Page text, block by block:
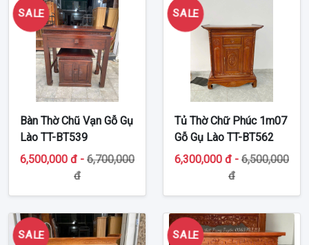
SALE
Bàn Thờ Chũ Vạn Gỗ Gụ
Lào TT-BT539
6,500,000 đ - 6,700,000
đ
SALE
Tủ Thờ Chữ Phúc 1m07
Gỗ Gụ Lào TT-BT562
6,300,000 đ - 6,500,000
đ
SALE SALE